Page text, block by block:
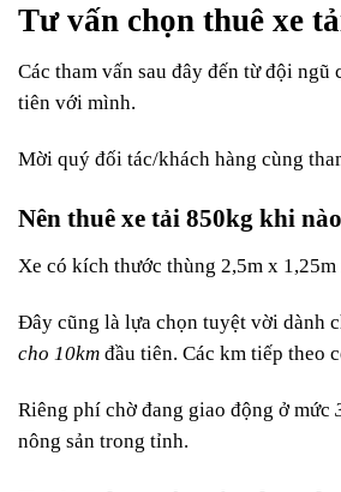
Tư vấn chọn thuê xe
Các tham vấn sau đây đến từ đội
tiên với mình.
Mời quý đối tác/khách hàng cùng
Nên thuê xe tải 850kg khi
Xe có kích thước thùng 2,5m x
Đây cũng là lựa chọn tuyệt vời dành
cho 10km đầu tiên. Các km tiếp theo
Riêng phí chờ đang giao động ở mức
nông sản trong tỉnh.